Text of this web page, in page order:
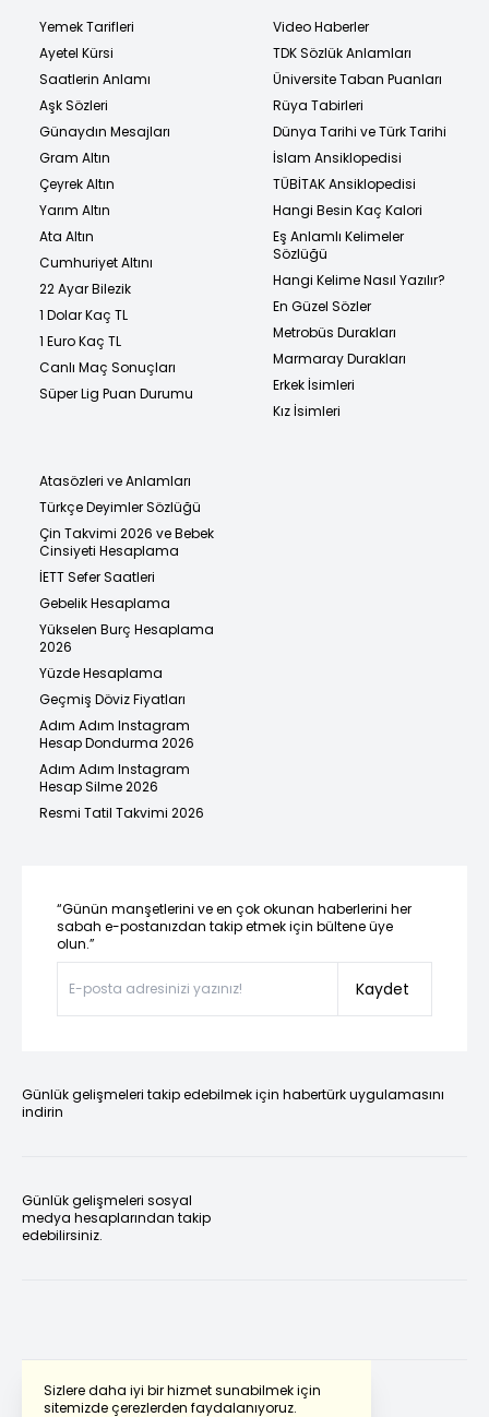
Sizlere daha iyi bir hizmet sunabilmek için
sitemizde çerezlerden faydalanıyoruz.
Yemek Tarifleri
Ayetel Kürsi
Saatlerin Anlamı
Aşk Sözleri
Günaydın Mesajları
Gram Altın
Çeyrek Altın
Yarım Altın
Ata Altın
Cumhuriyet Altını
22 Ayar Bilezik
1 Dolar Kaç TL
1 Euro Kaç TL
Canlı Maç Sonuçları
Süper Lig Puan Durumu
Video Haberler
TDK Sözlük Anlamları
Üniversite Taban Puanları
Rüya Tabirleri
Dünya Tarihi ve Türk Tarihi
İslam Ansiklopedisi
TÜBİTAK Ansiklopedisi
Hangi Besin Kaç Kalori
Eş Anlamlı Kelimeler
Sözlüğü
Hangi Kelime Nasıl Yazılır?
En Güzel Sözler
Metrobüs Durakları
Marmaray Durakları
Erkek İsimleri
Kız İsimleri
Atasözleri ve Anlamları
Türkçe Deyimler Sözlüğü
Çin Takvimi 2026 ve Bebek
Cinsiyeti Hesaplama
İETT Sefer Saatleri
Gebelik Hesaplama
Yükselen Burç Hesaplama
2026
Yüzde Hesaplama
Geçmiş Döviz Fiyatları
Adım Adım Instagram
Hesap Dondurma 2026
Adım Adım Instagram
Hesap Silme 2026
Resmi Tatil Takvimi 2026
“Günün manşetlerini ve en çok okunan haberlerini her
sabah e-postanızdan takip etmek için bültene üye
olun.”
Kaydet
Günlük gelişmeleri takip edebilmek için habertürk uygulamasını
indirin
Günlük gelişmeleri sosyal
medya hesaplarından takip
edebilirsiniz.